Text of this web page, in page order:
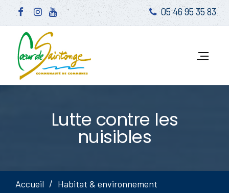
05 46 95 35 83
Lutte contre les
nuisibles
Accueil
Habitat & environnement